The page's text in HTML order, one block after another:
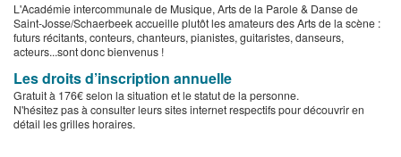
L'Académie intercommunale de Musique, Arts de la Parole & Danse de
Saint-Josse/Schaerbeek accueille plutôt les amateurs des Arts de la scène :
futurs récitants, conteurs, chanteurs, pianistes, guitaristes, danseurs,
acteurs...sont donc bienvenus !
Les droits d’inscription annuelle
Gratuit à 176€ selon la situation et le statut de la personne.
N'hésitez pas à consulter leurs sites internet respectifs pour découvrir en
détail les grilles horaires.